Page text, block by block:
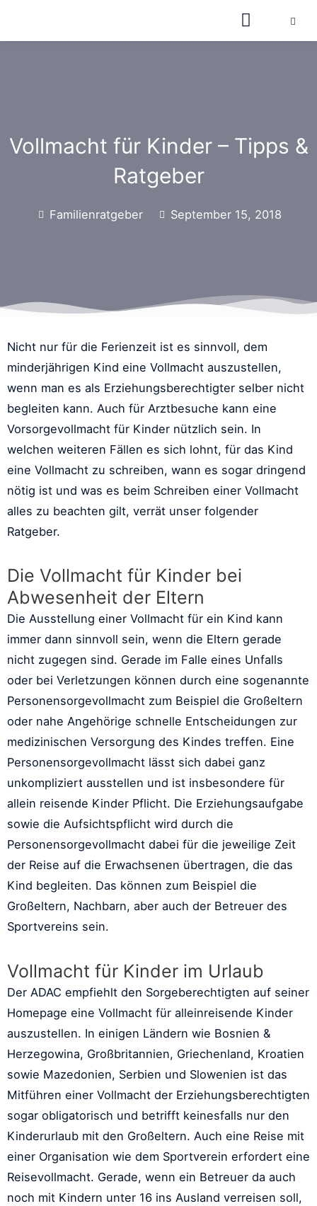
Vollmacht für Kinder – Tipps &
Ratgeber
Familienratgeber September 15, 2018
Nicht nur für die Ferienzeit ist es sinnvoll, dem
minderjährigen Kind eine Vollmacht auszustellen,
wenn man es als Erziehungsberechtigter selber nicht
begleiten kann. Auch für Arztbesuche kann eine
Vorsorgevollmacht für Kinder nützlich sein. In
welchen weiteren Fällen es sich lohnt, für das Kind
eine Vollmacht zu schreiben, wann es sogar dringend
nötig ist und was es beim Schreiben einer Vollmacht
alles zu beachten gilt, verrät unser folgender
Ratgeber.
Die Vollmacht für Kinder bei
Abwesenheit der Eltern
Die Ausstellung einer Vollmacht für ein Kind kann
immer dann sinnvoll sein, wenn die Eltern gerade
nicht zugegen sind. Gerade im Falle eines Unfalls
oder bei Verletzungen können durch eine sogenannte
Personensorgevollmacht zum Beispiel die Großeltern
oder nahe Angehörige schnelle Entscheidungen zur
medizinischen Versorgung des Kindes treffen. Eine
Personensorgevollmacht lässt sich dabei ganz
unkompliziert ausstellen und ist insbesondere für
allein reisende Kinder Pflicht. Die Erziehungsaufgabe
sowie die Aufsichtspflicht wird durch die
Personensorgevollmacht dabei für die jeweilige Zeit
der Reise auf die Erwachsenen übertragen, die das
Kind begleiten. Das können zum Beispiel die
Großeltern, Nachbarn, aber auch der Betreuer des
Sportvereins sein.
Vollmacht für Kinder im Urlaub
Der ADAC empfiehlt den Sorgeberechtigten auf seiner
Homepage eine Vollmacht für alleinreisende Kinder
auszustellen. In einigen Ländern wie Bosnien &
Herzegowina, Großbritannien, Griechenland, Kroatien
sowie Mazedonien, Serbien und Slowenien ist das
Mitführen einer Vollmacht der Erziehungsberechtigten
sogar obligatorisch und betrifft keinesfalls nur den
Kinderurlaub mit den Großeltern. Auch eine Reise mit
einer Organisation wie dem Sportverein erfordert eine
Reisevollmacht. Gerade, wenn ein Betreuer da auch
noch mit Kindern unter 16 ins Ausland verreisen soll,